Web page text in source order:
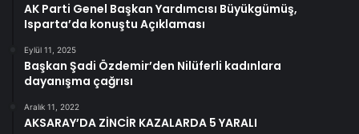
AK Parti Genel Başkan Yardımcısı Büyükgümüş,
Isparta’da konuştu Açıklaması
Eylül 11, 2025
Başkan Şadi Özdemir’den Nilüferli kadınlara
dayanışma çağrısı
Aralık 11, 2022
AKSARAY’DA ZİNCİR KAZALARDA 5 YARALI